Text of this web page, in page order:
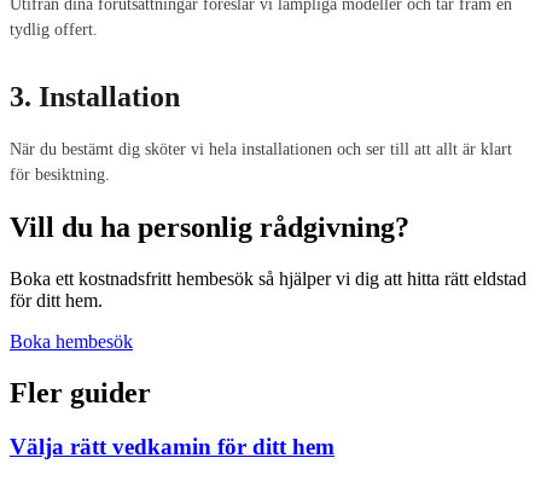
Utifrån dina förutsättningar föreslår vi lämpliga modeller och tar fram en
tydlig offert.
3. Installation
När du bestämt dig sköter vi hela installationen och ser till att allt är klart
för besiktning.
Vill du ha personlig rådgivning?
Boka ett kostnadsfritt hembesök så hjälper vi dig att hitta rätt eldstad
för ditt hem.
Boka hembesök
Fler guider
Välja rätt vedkamin för ditt hem